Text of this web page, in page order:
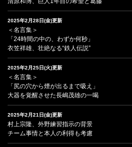
2025年2月28日(金)更新
＜名言集＞
「24時間の中の、わずか何秒」
衣笠祥雄、壮絶なる“鉄人伝説”
2025年2月25日(火)更新
＜名言集＞
「尻の穴から煙が出るまで吸え」
大器を覚醒させた長嶋茂雄の一喝
2025年2月21日(金)更新
村上宗隆、外野練習指示の背景
チーム事情と本人の利得も考慮